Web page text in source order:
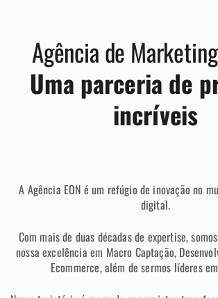
Agência de
Uma parceria de
incríveis
A Agência EON é um refúgio de inovação no
digital.
Com mais de duas décadas de expertise,
nossa excelência em Macro Captação,
Ecommerce, além de sermos líderes